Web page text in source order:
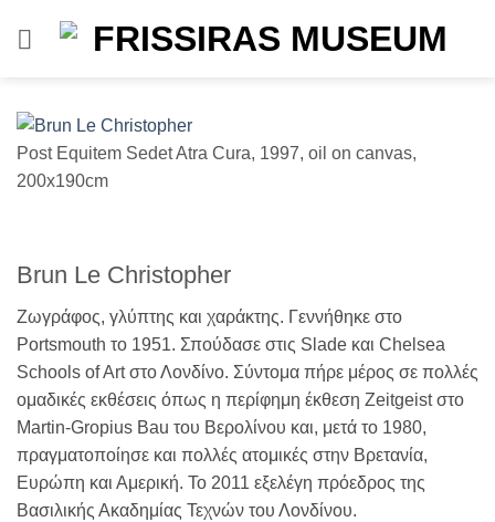
Post Equitem Sedet Atra Cura, 1997, oil on canvas,
200x190cm
Brun Le Christopher
Ζωγράφος, γλύπτης και χαράκτης. Γεννήθηκε στο
Portsmouth το 1951. Σπούδασε στις Slade και Chelsea
Schools of Art στο Λονδίνο. Σύντομα πήρε μέρος σε πολλές
ομαδικές εκθέσεις όπως η περίφημη έκθεση Zeitgeist στο
Martin-Gropius Bau του Βερολίνου και, μετά το 1980,
πραγματοποίησε και πολλές ατομικές στην Βρετανία,
Ευρώπη και Αμερική. Το 2011 εξελέγη πρόεδρος της
Βασιλικής Ακαδημίας Τεχνών του Λονδίνου.